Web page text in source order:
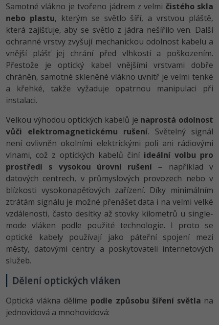
Samotné vlákno je tvořeno jádrem z velmi čistého skla
nebo plastu, kterým se světlo šíří, a vrstvou pláště,
která zajišťuje, aby se světlo z jádra nešířilo ven. Další
ochranné vrstvy zvyšují mechanickou odolnost kabelu a
vnější plášť jej chrání před vlhkostí a poškozením.
Přestože je optický kabel vnějšími vrstvami dobře
chráněn, samotné skleněné vlákno uvnitř je velmi tenké
a křehké, takže vyžaduje opatrnou manipulaci při
instalaci.
Velkou výhodou optických kabelů je naprostá odolnost
vůči elektromagnetickému rušení. Světelný signál
není ovlivněn okolními elektrickými poli ani rádiovými
vlnami, což z optických kabelů činí ideální volbu pro
prostředí s vysokou úrovní rušení – například v
datových centrech, v průmyslových provozech nebo v
blízkosti vysokonapěťových zařízení. Díky minimálním
ztrátám signálu je možné přenášet data i na velmi velké
vzdálenosti, často desítky až stovky kilometrů u single-
mode vláken podle použité technologie. I proto se
optické kabely používají jako páteřní spojení mezi
městy, datovými centry a poskytovateli internetových
služeb.
Dělení optických vláken
Optická vlákna dělíme podle způsobu šíření světla na
jednovidová a mnohovidová: